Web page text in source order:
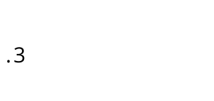
3
.